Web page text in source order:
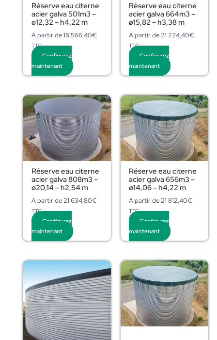
Réserve eau citerne
acier galva 501m3 –
ø12,32 – h4,22 m
A partir de18 566,40€
TTC
Configurez
maintenant
Réserve eau citerne
acier galva 664m3 –
ø15,82 – h3,38 m
A partir de 21 224,40€
TTC
Configurez
maintenant
Réserve eau citerne
acier galva 808m3 –
ø20,14 – h2,54 m
A partir de 21 634,80€
TTC
Configurez
maintenant
Réserve eau citerne
acier galva 656m3 –
ø14,06 – h4,22 m
A partir de 21 812,40€
TTC
Configurez
maintenant